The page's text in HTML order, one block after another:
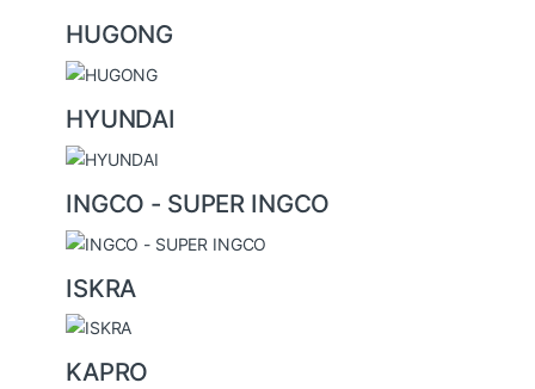
HUGONG
HYUNDAI
INGCO - SUPER INGCO
ISKRA
KAPRO